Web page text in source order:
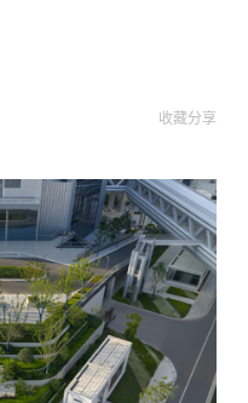
收藏分享